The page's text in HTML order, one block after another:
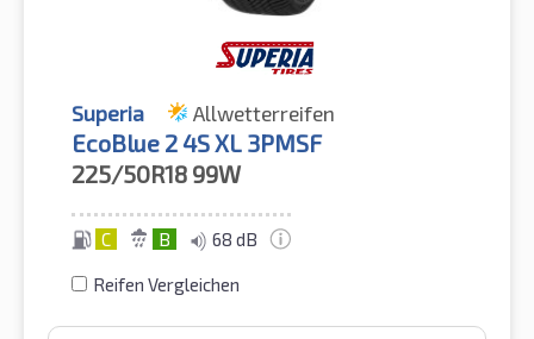
Superia Allwetterreifen
EcoBlue 2 4S XL 3PMSF
225/50R18 99W
C B 68 dB
Reifen Vergleichen